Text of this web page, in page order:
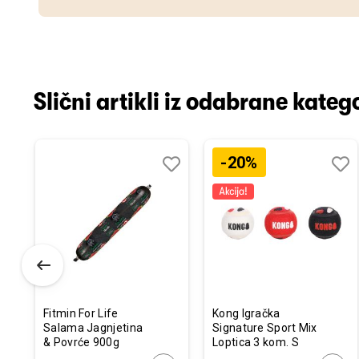
Slični artikli iz odabrane
Fitmin For Life
Salama Jagnjetina
& Povrće 900g
-20%
Kong Igračka
Signature Sport Mix
Loptica 3 kom. S
listu
želja